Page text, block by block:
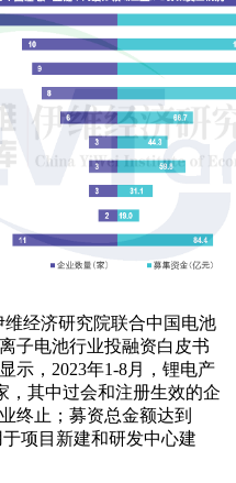
经济研究院联合中国电池
子电池行业投融资白皮书
示，2023年1-8月，锂电产
，其中过会和注册生效的企
终止；募资总金额达到
项目新建和研发中心建